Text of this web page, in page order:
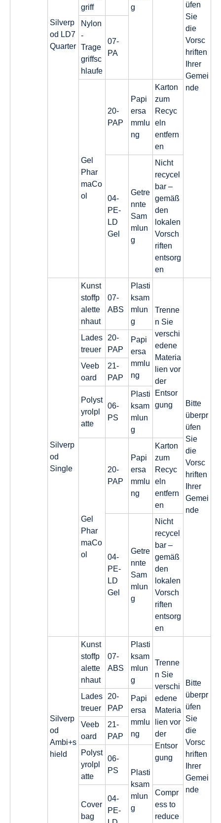
Silverp
od LD7
Quarter
üfen
Sie
die
Vorsc
hriften
Ihrer
Gemei
nde
g
griff
Nylon
-
Trage
griffsc
hlaufe
07-
PA
Gel
Phar
maCo
ol
20-
PAP
Papi
ersa
mmlu
ng
Karton
zum
Recyc
eln
entfern
en
04-
PE-
LD
Gel
Getre
nnte
Sam
mlun
g
Nicht
recycel
bar –
gemäß
den
lokalen
Vorsch
riften
entsorg
en
Silverp
od
Single
Kunst
stoffp
alette
nhaut
07-
ABS
Plasti
ksam
mlun
g
Trenne
n Sie
verschi
edene
Materia
lien vor
der
Entsor
gung
Bitte
überpr
üfen
Sie
die
Vorsc
hriften
Ihrer
Gemei
nde
Lades
treuer
20-
PAP
Papi
ersa
mmlu
ng
Veeb
oard
21-
PAP
Polyst
yrolpl
atte
06-
PS
Plasti
ksam
mlun
g
Gel
Phar
maCo
ol
20-
PAP
Papi
ersa
mmlu
ng
Karton
zum
Recyc
eln
entfern
en
04-
PE-
LD
Gel
Getre
nnte
Sam
mlun
g
Nicht
recycel
bar –
gemäß
den
lokalen
Vorsch
riften
entsorg
en
Silverp
od
Ambi+s
hield
Kunst
stoffp
alette
nhaut
07-
ABS
Plasti
ksam
mlun
g
Trenne
n Sie
verschi
edene
Materia
lien vor
der
Entsor
gung
Bitte
überpr
üfen
Sie
die
Vorsc
hriften
Ihrer
Gemei
nde
Lades
treuer
20-
PAP
Papi
ersa
mmlu
ng
Veeb
oard
21-
PAP
Polyst
yrolpl
atte
06-
PS
Plasti
ksam
mlun
g
Cover
bag
04-
PE-
Compr
ess to
reduce